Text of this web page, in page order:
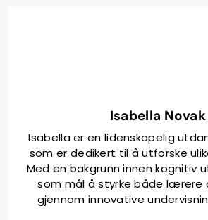
Isabella Novak
Isabella er en lidenskapelig
som er dedikert til å utforske
Med en bakgrunn innen kognitiv
som mål å styrke både lærere
gjennom innovative